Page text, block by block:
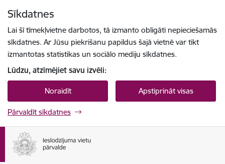
Sīkdatnes
Lai šī tīmekļvietne darbotos, tā izmanto obligāti nepieciešamās
sīkdatnes. Ar Jūsu piekrišanu papildus šajā vietnē var tikt
izmantotas statistikas un sociālo mediju sīkdatnes.
Lūdzu, atzīmējiet savu izvēli:
Noraidīt Apstiprināt visas
Pārvaldīt sīkdatnes